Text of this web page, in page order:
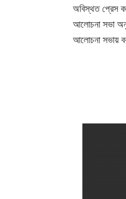
অবিস্থত প্রেস
আলোচনা সভা
আলোচনা সভায়